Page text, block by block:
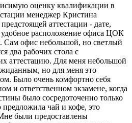
оценку квалификации в
менеджер Кристина
аттестации - дате,
расположение офиса ЦОК
Сам офис небольшой, но светлый
два рабочих стола с
аттестацию. Для меня небольшой
но для меня это
Было очень комфортно себя
и ответственном экзамене, когда
было сосредоточенно только
чай и кофе, это
были предоставлены